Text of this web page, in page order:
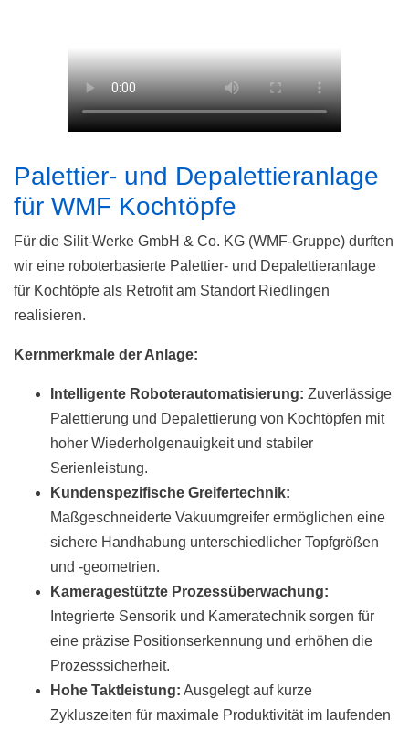
Palettier- und Depalettieranlage
für WMF Kochtöpfe
Für die Silit-Werke GmbH & Co. KG (WMF-Gruppe) durften
wir eine roboterbasierte Palettier- und Depalettieranlage
für Kochtöpfe als Retrofit am Standort Riedlingen
realisieren.
Kernmerkmale der Anlage:
Intelligente Roboterautomatisierung: Zuverlässige
Palettierung und Depalettierung von Kochtöpfen mit
hoher Wiederholgenauigkeit und stabiler
Serienleistung.
Kundenspezifische Greifertechnik:
Maßgeschneiderte Vakuumgreifer ermöglichen eine
sichere Handhabung unterschiedlicher Topfgrößen
und -geometrien.
Kameragestützte Prozessüberwachung:
Integrierte Sensorik und Kameratechnik sorgen für
eine präzise Positionserkennung und erhöhen die
Prozesssicherheit.
Hohe Taktleistung: Ausgelegt auf kurze
Zykluszeiten für maximale Produktivität im laufenden